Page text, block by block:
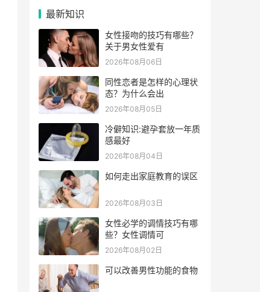
最新知识
女性接吻的技巧有哪些？
关于男女性爱有
2026年08月06日
同性恋者是怎样的心理状
态？为什么会出
2026年08月05日
冷僻知识:避孕套放一年质
感最好
2026年08月04日
如何走出家庭教育的误区
2026年08月03日
女性必学的调情技巧有哪
些？女性调情可
2026年08月02日
可以改善男性功能的食物